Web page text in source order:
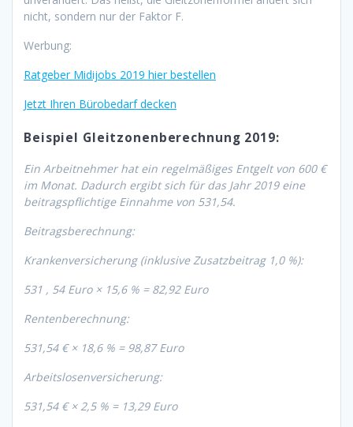
nicht, sondern nur der Faktor F.
Werbung:
Ratgeber Midijobs 2019 hier bestellen
Jetzt Ihren Bürobedarf decken
Beispiel Gleitzonenberechnung 2019:
Ein Arbeitnehmer hat ein regelmäßiges Entgelt von 600 €
im Monat. Dadurch ergibt sich für das Jahr 2019 eine
beitragspflichtige Einnahme von 531,54.
Beitragsberechnung:
Krankenversicherung (inklusive Zusatzbeitrag 1,0 %):
531 , 54 Euro × 15,6 % = 82,92 Euro
Rentenberechnung:
531,54 € × 18,6 % = 98,87 Euro
Arbeitslosenversicherung:
531,54 € × 2,5 % = 13,29 Euro